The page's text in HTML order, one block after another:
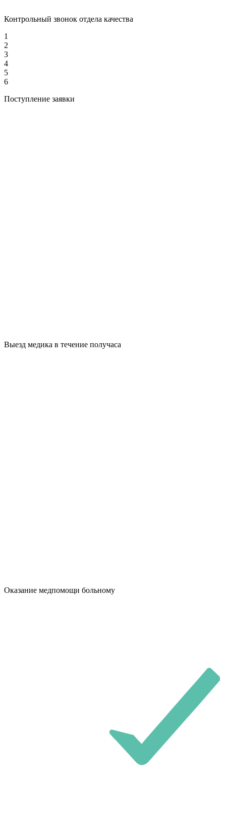
Контрольный звонок отдела качества
1
2
3
4
5
6
Поступление заявки
Выезд медика в течение получаса
Оказание медпомощи больному